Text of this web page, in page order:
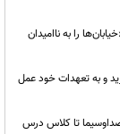
را به ناامیدان
و به تعهدات خود عمل
تا کلاس درس